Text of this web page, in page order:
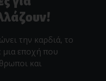
την καρδιά, το
μια εποχή που
και